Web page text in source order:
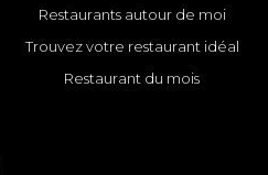
Restaurants autour de moi
Trouvez votre restaurant idéal
Restaurant du mois